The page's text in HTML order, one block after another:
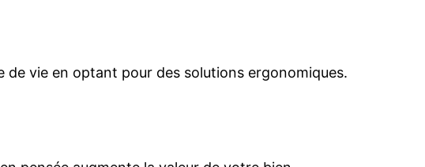
vie en optant pour des solutions ergonomiques.